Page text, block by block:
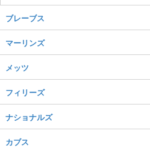
ブレーブス
マーリンズ
メッツ
フィリーズ
ナショナルズ
カブス